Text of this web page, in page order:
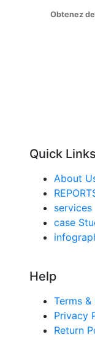
Obtenez
Quick Links
About
services
case
Help
Terms
Privacy
Return